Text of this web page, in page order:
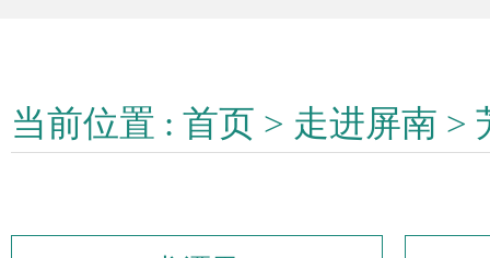
当前位置 : 首页 > 走进屏南 >